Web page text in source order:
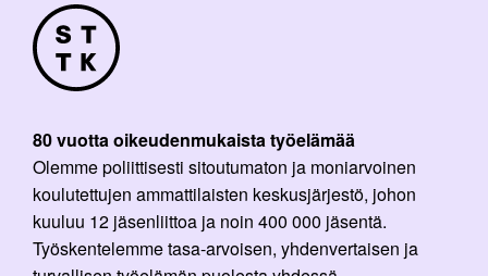
80 vuotta oikeudenmukaista työelämää
Olemme poliittisesti sitoutumaton ja moniarvoinen
koulutettujen ammattilaisten keskusjärjestö, johon
kuuluu 12 jäsenliittoa ja noin 400 000 jäsentä.
Työskentelemme tasa-arvoisen, yhdenvertaisen ja